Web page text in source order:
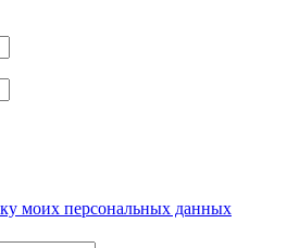
моих персональных данных